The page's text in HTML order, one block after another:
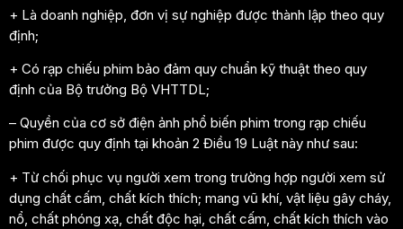
+ Là doanh nghiệp, đơn vị sự nghiệp được thành lập theo quy
định;
+ Có rạp chiếu phim bảo đảm quy chuẩn kỹ thuật theo quy
định của Bộ trưởng Bộ VHTTDL;
– Quyền của cơ sở điện ảnh phổ biến phim trong rạp chiếu
phim được quy định tại khoản 2 Điều 19 Luật này như sau:
+ Từ chối phục vụ người xem trong trường hợp người xem sử
dụng chất cấm, chất kích thích; mang vũ khí, vật liệu gây cháy,
nổ, chất phóng xạ, chất độc hại, chất cấm, chất kích thích vào